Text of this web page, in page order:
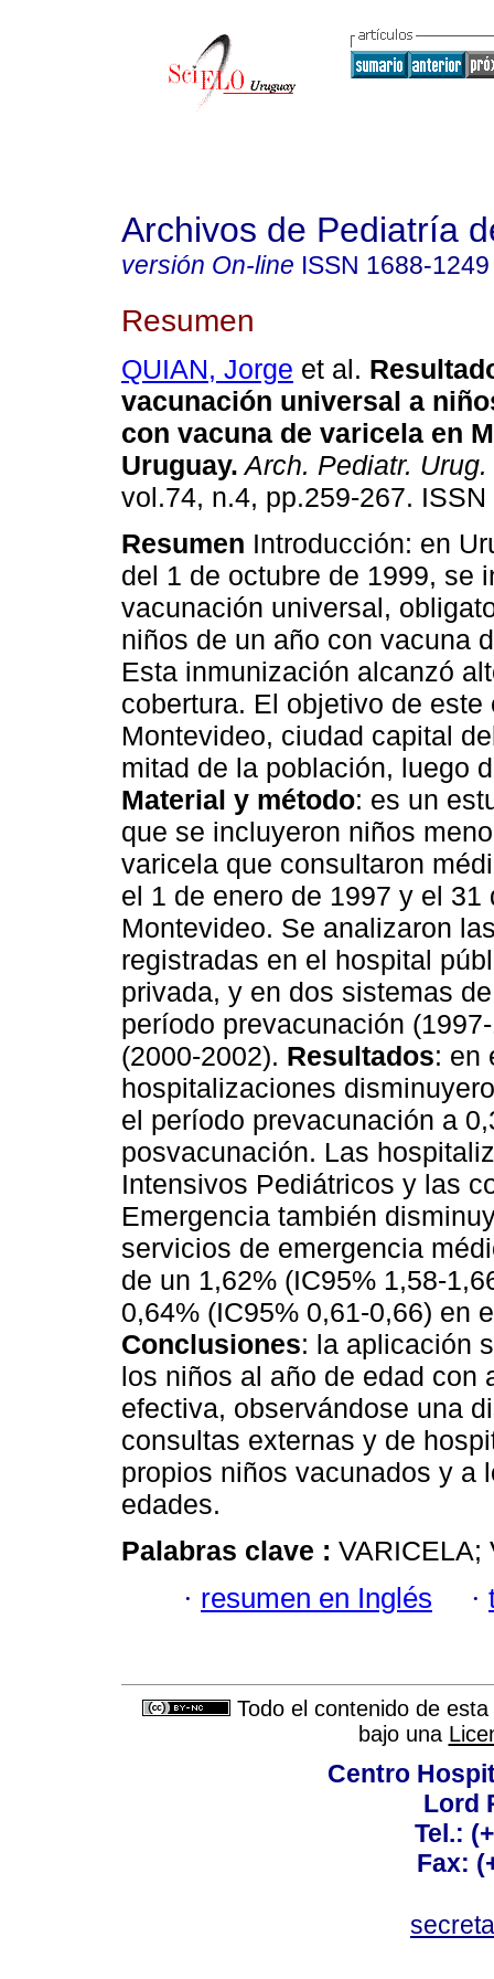
Archivos de Pediatría
versión On-line ISSN 1688-1249
Resumen
QUIAN, Jorge et al.
vacunación universal a
con vacuna de varicela en
Uruguay. Arch. Pediatr. Urug.
vol.74, n.4, pp.259-267.
Resumen Introducción: en
del 1 de octubre de 1999, se
vacunación universal,
niños de un año con vacuna
Esta inmunización alcanzó
cobertura. El objetivo de
Montevideo, ciudad capital
mitad de la población, luego
Material y método: es un
que se incluyeron niños
varicela que consultaron
el 1 de enero de 1997 y el
Montevideo. Se analizaron
registradas en el hospital
privada, y en dos sistemas
período prevacunación
(2000-2002). Resultados: en
hospitalizaciones
el período prevacunación a
posvacunación. Las
Intensivos Pediátricos y las
Emergencia también
servicios de emergencia
de un 1,62% (IC95% 1,58-
0,64% (IC95% 0,61-0,66) en
Conclusiones: la aplicación
los niños al año de edad con
efectiva, observándose una
consultas externas y de
propios niños vacunados y a
edades.
Palabras clave : VARICELA;
· resumen en Inglés ·
Todo el contenido de
bajo una
Centro
Lord
Tel.:
Fax: